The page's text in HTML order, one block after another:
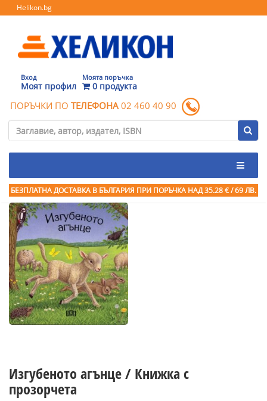
Helikon.bg
Вход
Моят профил
Моята поръчка
0 продукта
ПОРЪЧКИ ПО ТЕЛЕФОНА 02 460 40 90
БЕЗПЛАТНА ДОСТАВКА В БЪЛГАРИЯ ПРИ ПОРЪЧКА НАД 35.28 € / 69 ЛВ.
Изгубеното агънце / Книжка с
прозорчета